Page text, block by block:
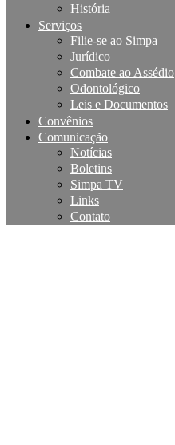
História
Serviços
Filie-se ao Simpa
Jurídico
Combate ao Assédio
Odontológico
Leis e Documentos
Convênios
Comunicação
Notícias
Boletins
Simpa TV
Links
Contato